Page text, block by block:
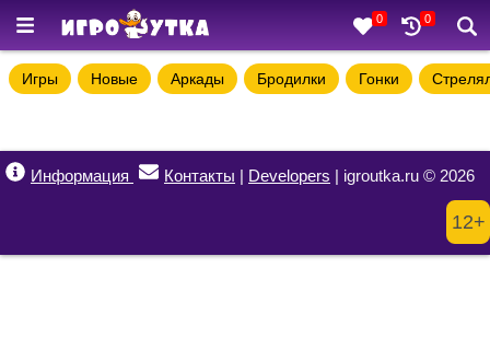
0 0
Игры Новые Аркады Бродилки Гонки
Информация Контакты | Developers | igroutka.ru © 2026
12+